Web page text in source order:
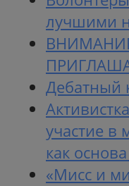
лучшими
Дебатный
участие
как
«Мисс и